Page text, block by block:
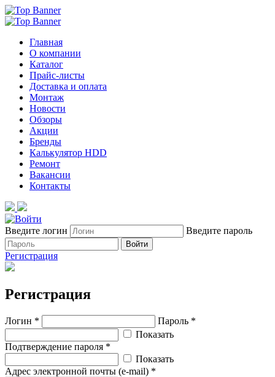
Главная
О компании
Каталог
Прайс-листы
Доставка и оплата
Монтаж
Новости
Обзоры
Акции
Бренды
Калькулятор HDD
Ремонт
Вакансии
Контакты
Введите логин Введите пароль
Войти
Регистрация
Регистрация
Логин *
Пароль *
Показать
Подтверждение пароля *
Показать
Адрес электронной почты (e-mail) *